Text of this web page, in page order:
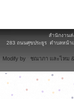
สำนักงานส่
283 ถนนศุขประยูร ตำบลหน้า
Modify by ชณาภา และไหม